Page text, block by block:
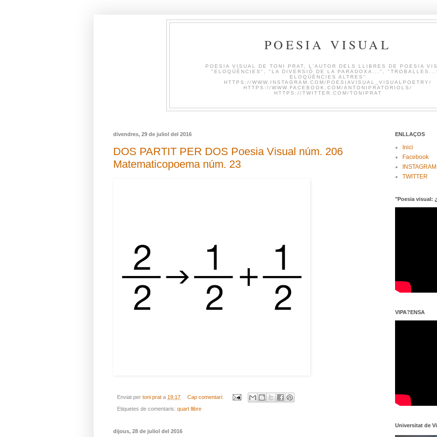
POESIA VISUAL
POESIA VISUAL DE TONI PRAT, L'AUTOR DELS LLIBRES DE POESIA
"ELOQÜÈNCIES", "LA DIVERSIÓ DE LA PARADOXA...",
ELOQÜÈNCIES ALTRES"
HTTPS://WWW.INSTAGRAM.COM/POESIAVISUAL_VISUALPOETRY/
HTTPS://WWW.FACEBOOK.COM/ANTONIPRATORIOLS/
HTTPS://TWITTER.COM/TONIPRAT
divendres, 29 de juliol del 2016
DOS PARTIT PER DOS Poesia Visual núm. 206
Matematicopoema núm. 23
Enviat per toni prat a 19:17 Cap comentari:
Etiquetes de comentaris: quart llibre
dijous, 28 de juliol del 2016
ENLLAÇOS
Inici
Facebook
INSTAGRAM
TWITTER
"Poesia visual:
VIPA?ENSA
Universitat de